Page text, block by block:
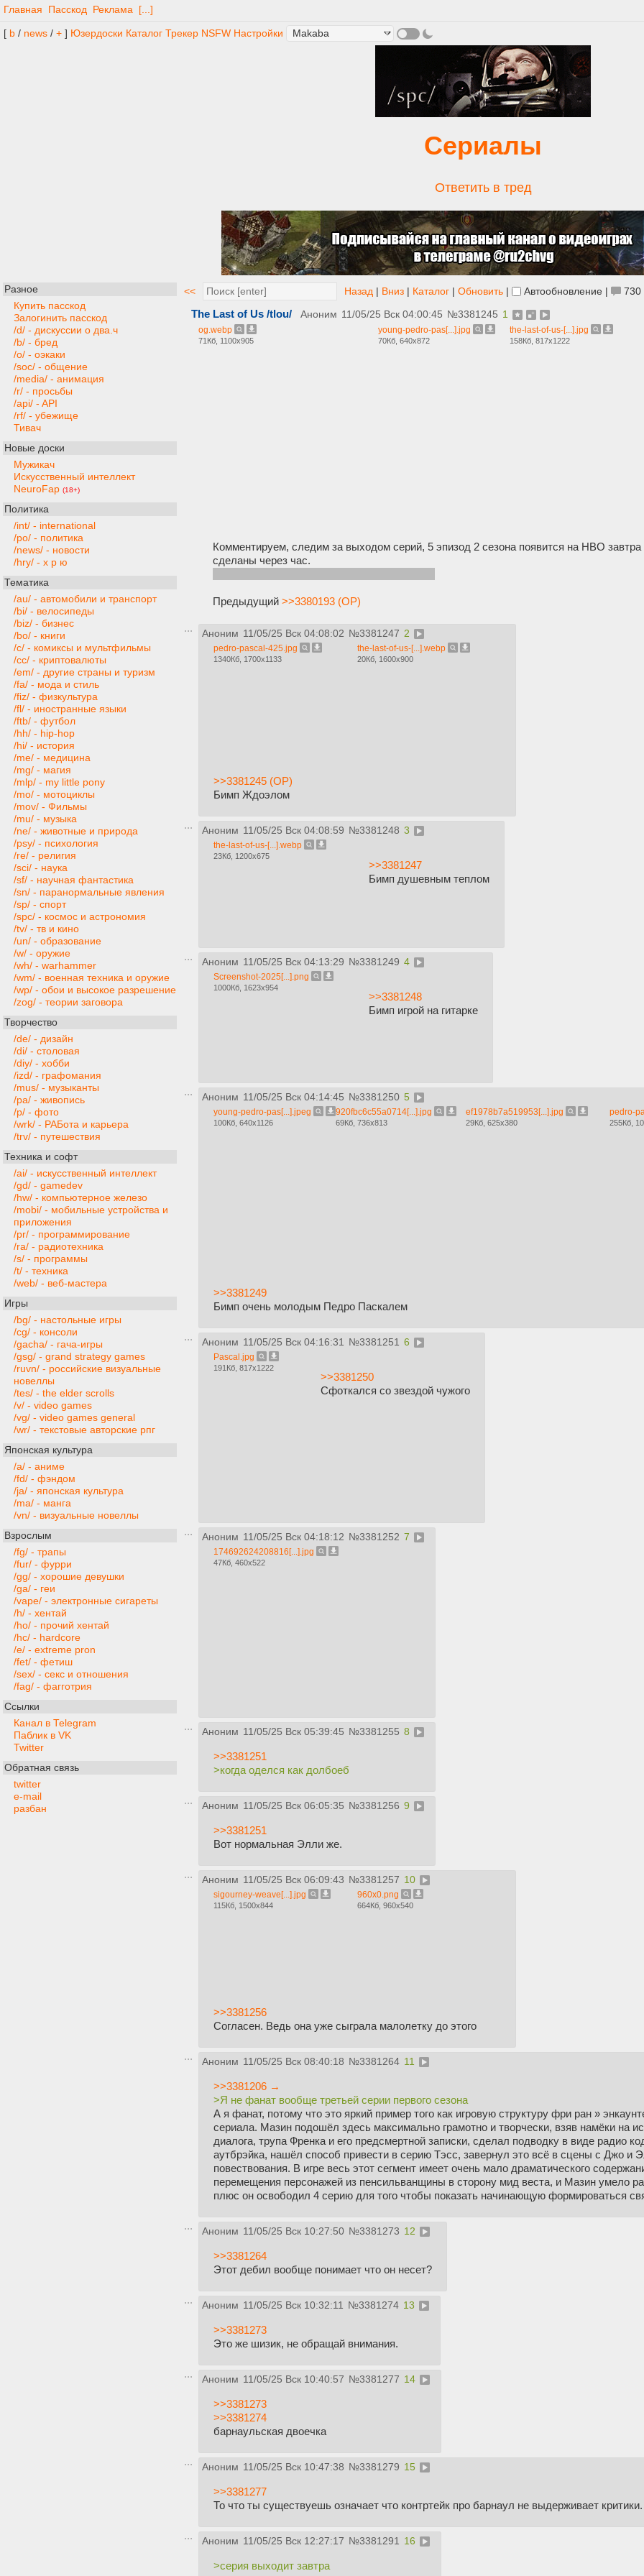
Главная Пасскод Реклама [...]
[ b / news / + ] Юзердоски Каталог Трекер NSFW Настройки
Сериалы
Ответить в тред
Разное
Купить пасскод
Залогинить пасскод
/d/ - дискуссии о два.ч
/b/ - бред
/o/ - оэкаки
/soc/ - общение
/media/ - анимация
/r/ - просьбы
/api/ - API
/rf/ - убежище
Тивач
Новые доски
Мужикач
Искусственный интеллект
NeuroFap (18+)
Политика
/int/ - international
/po/ - политика
/news/ - новости
/hry/ - х р ю
Тематика
/au/ - автомобили и транспорт
/bi/ - велосипеды
/biz/ - бизнес
/bo/ - книги
/c/ - комиксы и мультфильмы
/cc/ - криптовалюты
/em/ - другие страны и туризм
/fa/ - мода и стиль
/fiz/ - физкультура
/fl/ - иностранные языки
/ftb/ - футбол
/hh/ - hip-hop
/hi/ - история
/me/ - медицина
/mg/ - магия
/mlp/ - my little pony
/mo/ - мотоциклы
/mov/ - Фильмы
/mu/ - музыка
/ne/ - животные и природа
/psy/ - психология
/re/ - религия
/sci/ - наука
/sf/ - научная фантастика
/sn/ - паранормальные явления
/sp/ - спорт
/spc/ - космос и астрономия
/tv/ - тв и кино
/un/ - образование
/w/ - оружие
/wh/ - warhammer
/wm/ - военная техника и оружие
/wp/ - обои и высокое разрешение
/zog/ - теории заговора
Творчество
/de/ - дизайн
/di/ - столовая
/diy/ - хобби
/izd/ - графомания
/mus/ - музыканты
/pa/ - живопись
/p/ - фото
/wrk/ - РАБота и карьера
/trv/ - путешествия
Техника и софт
/ai/ - искусственный интеллект
/gd/ - gamedev
/hw/ - компьютерное железо
/mobi/ - мобильные устройства и
приложения
/pr/ - программирование
/ra/ - радиотехника
/s/ - программы
/t/ - техника
/web/ - веб-мастера
Игры
/bg/ - настольные игры
/cg/ - консоли
/gacha/ - гача-игры
/gsg/ - grand strategy games
/ruvn/ - российские визуальные
новеллы
/tes/ - the elder scrolls
/v/ - video games
/vg/ - video games general
/wr/ - текстовые авторские рпг
Японская культура
/a/ - аниме
/fd/ - фэндом
/ja/ - японская культура
/ma/ - манга
/vn/ - визуальные новеллы
Взрослым
/fg/ - трапы
/fur/ - фурри
/gg/ - хорошие девушки
/ga/ - геи
/vape/ - электронные сигареты
/h/ - хентай
/ho/ - прочий хентай
/hc/ - hardcore
/e/ - extreme pron
/fet/ - фетиш
/sex/ - секс и отношения
/fag/ - фагготрия
Ссылки
Канал в Telegram
Паблик в VK
Twitter
Обратная связь
twitter
e-mail
разбан
<< Назад | Вниз | Каталог | Обновить | Автообновление | 730
The Last of Us /tlou/ Аноним 11/05/25 Вск 04:00:45 №3381245 1
og.webp
71Кб, 1100x905
young-pedro-pas[...].jpg
70Кб, 640x872
the-last-of-us-[...].jpg
158Кб, 817x1222
Комментируем, следим за выходом серий, 5 эпизод 2 сезона появится на HBO
сделаны через час.
Предыдущий >>3380193 (OP)
Аноним 11/05/25 Вск 04:08:02 №3381247 2
pedro-pascal-425.jpg
1340Кб, 1700x1133
the-last-of-us-[...].webp
20Кб, 1600x900
>>3381245 (OP)
Бимп Ждоэлом
Аноним 11/05/25 Вск 04:08:59 №3381248 3
the-last-of-us-[...].webp
23Кб, 1200x675
>>3381247
Бимп душевным теплом
Аноним 11/05/25 Вск 04:13:29 №3381249 4
Screenshot-2025[...].png
1000Кб, 1623x954
>>3381248
Бимп игрой на гитарке
Аноним 11/05/25 Вск 04:14:45 №3381250 5
young-pedro-pas[...].jpeg
100Кб, 640x1126
920fbc6c55a0714[...].jpg
69Кб, 736x813
ef1978b7a519953[...].jpg
29Кб, 625x380
pedro-
255Кб,
>>3381249
Бимп очень молодым Педро Паскалем
Аноним 11/05/25 Вск 04:16:31 №3381251 6
Pascal.jpg
191Кб, 817x1222
>>3381250
Сфоткался со звездой чужого
Аноним 11/05/25 Вск 04:18:12 №3381252 7
174692624208816[...].jpg
47Кб, 460x522
Аноним 11/05/25 Вск 05:39:45 №3381255 8
>>3381251
>когда оделся как долбоеб
Аноним 11/05/25 Вск 06:05:35 №3381256 9
>>3381251
Вот нормальная Элли же.
Аноним 11/05/25 Вск 06:09:43 №3381257 10
sigourney-weave[...].jpg
115Кб, 1500x844
960x0.png
664Кб, 960x540
>>3381256
Согласен. Ведь она уже сыграла малолетку до этого
Аноним 11/05/25 Вск 08:40:18 №3381264 11
>>3381206 →
>Я не фанат вообще третьей серии первого сезона
А я фанат, потому что это яркий пример того как игровую структуру фри ран »
сериала. Мазин подошёл здесь максимально грамотно и творчески, взяв намёки на
диалога, трупа Френка и его предсмертной записки, сделал подводку в виде радио
аутбрэйка, нашёл способ привести в серию Тэсс, завернул это всё в сцены с Джо и
повествования. В игре весь этот сегмент имеет очень мало драматического
перемещения персонажей из пенсильванщины в сторону мид веста, и Мазин умело
плюс он освободил 4 серию для того чтобы показать начинающую формироваться
Аноним 11/05/25 Вск 10:27:50 №3381273 12
>>3381264
Этот дебил вообще понимает что он несет?
Аноним 11/05/25 Вск 10:32:11 №3381274 13
>>3381273
Это же шизик, не обращай внимания.
Аноним 11/05/25 Вск 10:40:57 №3381277 14
>>3381273
>>3381274
барнаульская двоечка
Аноним 11/05/25 Вск 10:47:38 №3381279 15
>>3381277
То что ты существуешь означает что контртейк про барнаул не выдерживает
Аноним 11/05/25 Вск 12:27:17 №3381291 16
>серия выходит завтра